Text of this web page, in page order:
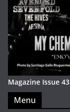
Magazine Issue 43
Menu